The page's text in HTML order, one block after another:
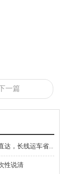
一篇
中车物流12306 火车汽车托运详解｜全国多线路直达，长线运车省心方案
性说清